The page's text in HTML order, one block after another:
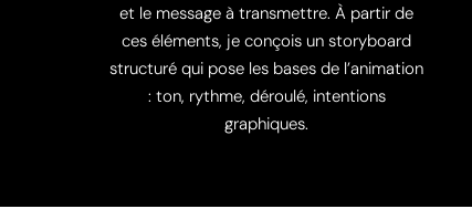
et le message à transmettre. À partir de
ces éléments, je conçois un storyboard
structuré qui pose les bases de l’animation
: ton, rythme, déroulé, intentions
graphiques.